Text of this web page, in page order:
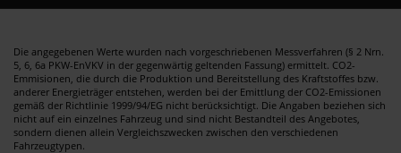
Die angegebenen Werte wurden nach vorgeschriebenen Messverfahren (§ 2 Nrn.
5, 6, 6a PKW-EnVKV in der gegenwärtig geltenden Fassung) ermittelt. CO2-
Emmisionen, die durch die Produktion und Bereitstellung des Kraftstoffes bzw.
anderer Energieträger entstehen, werden bei der Emittlung der CO2-Emissionen
gemäß der Richtlinie 1999/94/EG nicht berücksichtigt. Die Angaben beziehen sich
nicht auf ein einzelnes Fahrzeug und sind nicht Bestandteil des Angebotes,
sondern dienen allein Vergleichszwecken zwischen den verschiedenen
Fahrzeugtypen.